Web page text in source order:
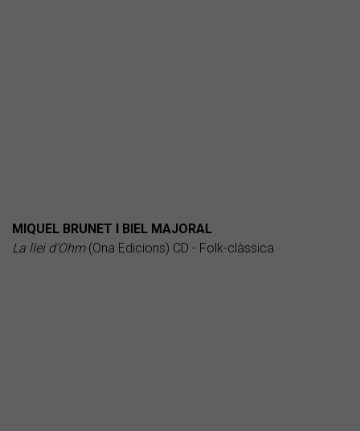
MIQUEL BRUNET I BIEL MAJORAL
La llei d'Ohm(Ona Edicions) CD - Folk-clàssica